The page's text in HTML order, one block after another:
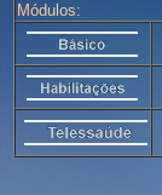
Módulos: